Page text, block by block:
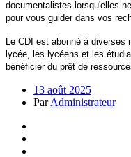
documentalistes lorsqu'elles
pour vous guider dans vos
Le CDI est abonné à diverses
lycée, les lycéens et les
bénéficier du prêt de
13 août 2025
ParAdministrateur